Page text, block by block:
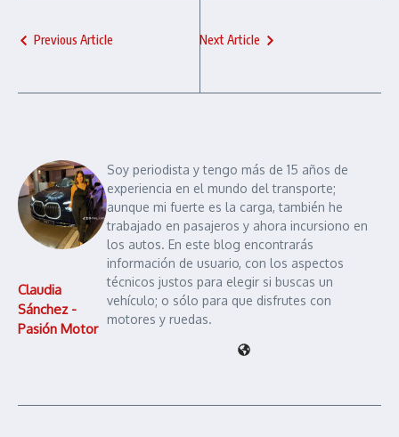
Previous Article Next Article
Claudia
Sánchez -
Pasión Motor
Soy periodista y tengo más de 15 años de
experiencia en el mundo del transporte;
aunque mi fuerte es la carga, también he
trabajado en pasajeros y ahora incursiono en
los autos. En este blog encontrarás
información de usuario, con los aspectos
técnicos justos para elegir si buscas un
vehículo; o sólo para que disfrutes con
motores y ruedas.